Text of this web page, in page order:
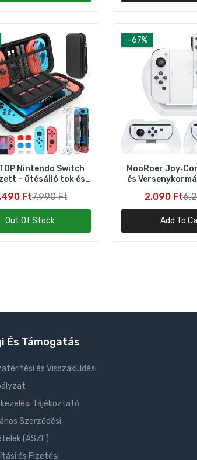
Nintendo Switch
– ütésálló tok és
Ft7.990 Ft
Out Of Stock
-67%
MooRoer
és
2.090 Ft
Add To
És Támogatás
és Visszaküldési
Tájékoztató
Szerződési
(ÁSZF)
és Fizetési